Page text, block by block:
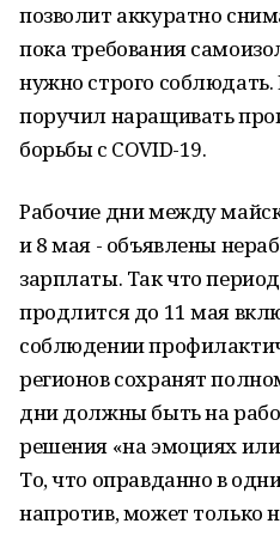
позволит аккуратно
пока требования
нужно строго
поручил наращивать
борьбы с COVID-19.
Рабочие дни между
и 8 мая - объявлены
зарплаты. Так что
продлится до 11 мая
соблюдении
регионов сохранят
дни должны быть на
решения «на эмоциях
То, что оправданно в
напротив, может только